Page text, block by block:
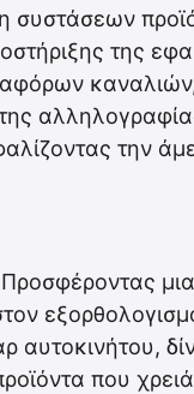
συστάσεων
της
την
Προσφέροντας
που